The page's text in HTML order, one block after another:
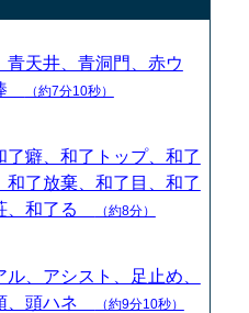
青天井、青洞門、赤ウ
（約7分10秒）
了癖、和了トップ、和了
了放棄、和了目、和了
、和了る
（約8分）
、アシスト、足止め、
、頭ハネ
（約9分10秒）